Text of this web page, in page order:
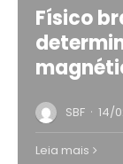
Físico
SBF · 14/
Leia mais